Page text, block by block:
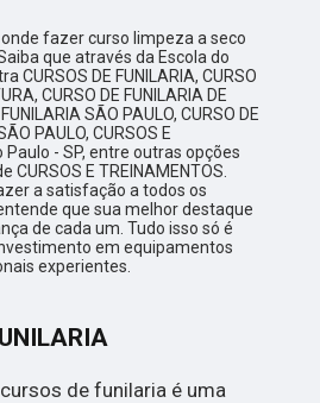
fazer curso limpeza a seco
que através da Escola do
CURSOS DE FUNILARIA, CURSO
CURSO DE FUNILARIA DE
SÃO PAULO, CURSO DE
PAULO, CURSOS E
Paulo - SP, entre outras opções
CURSOS E TREINAMENTOS.
a satisfação a todos os
que sua melhor destaque
de cada um. Tudo isso só é
em equipamentos
experientes.
de funilaria é uma